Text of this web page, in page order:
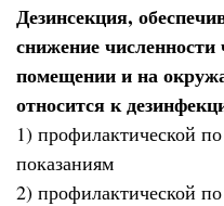
Дезинсекция,
снижение численности
помещении и на
относится к
1) профилактической
показаниям
2) профилактической